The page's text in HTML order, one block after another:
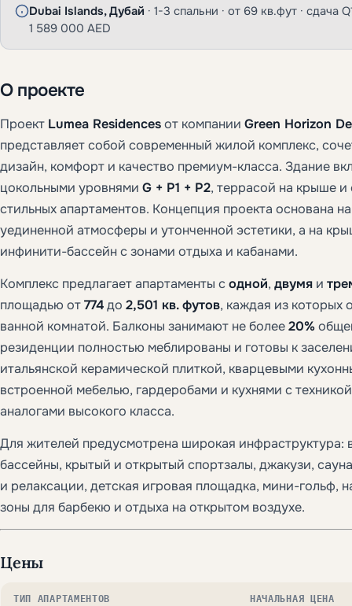
Dubai Islands, Дубай · 1-3 спальни · от 69 кв.фут · сдача
1 589 000 AED
О проекте
Проект Lumea Residencesот компании Green Horizon
представляет собой современный жилой комплекс,
дизайн, комфорт и качество премиум-класса. Здание
цокольными уровнями G + P1 + P2, террасой на крыше и
стильных апартаментов. Концепция проекта основана
уединенной атмосферы и утонченной эстетики, а на
инфинити-бассейн с зонами отдыха и кабанами.
Комплекс предлагает апартаменты содной, двумя и
площадью от774до 2,501 кв. футов, каждая из которых
ванной комнатой. Балконы занимают не более20%
резиденции полностью меблированы и готовы к
итальянской керамической плиткой, кварцевыми
встроенной мебелью, гардеробами и кухнями с
аналогами высокого класса.
Для жителей предусмотрена широкая инфраструктура:
бассейны, крытый и открытый спортзалы, джакузи,
и релаксации, детская игровая площадка, мини-гольф,
зоны для барбекю и отдыха на открытом воздухе.
Цены
ТИП АПАРТАМЕНТОВ НАЧАЛЬНАЯ ЦЕНА